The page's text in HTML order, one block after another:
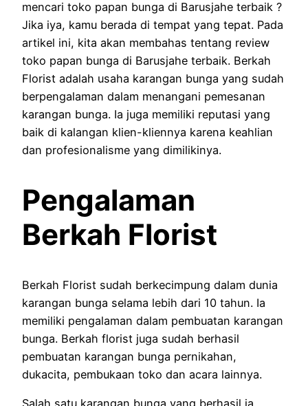
mencari toko papan bunga di Barusjahe terbaik ?
Jika iya, kamu berada di tempat yang tepat. Pada
artikel ini, kita akan membahas tentang review
toko papan bunga di Barusjahe terbaik. Berkah
Florist adalah usaha karangan bunga yang sudah
berpengalaman dalam menangani pemesanan
karangan bunga. Ia juga memiliki reputasi yang
baik di kalangan klien-kliennya karena keahlian
dan profesionalisme yang dimilikinya.
Pengalaman
Berkah Florist
Berkah Florist sudah berkecimpung dalam dunia
karangan bunga selama lebih dari 10 tahun. Ia
memiliki pengalaman dalam pembuatan karangan
bunga. Berkah florist juga sudah berhasil
pembuatan karangan bunga pernikahan,
dukacita, pembukaan toko dan acara lainnya.
Salah satu karangan bunga yang berhasil ia